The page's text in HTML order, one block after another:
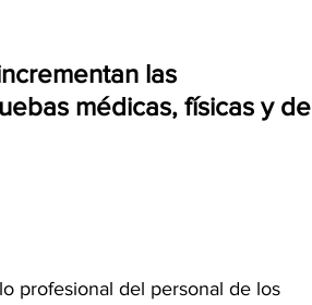
las
médicas, físicas y de
profesional del personal de los